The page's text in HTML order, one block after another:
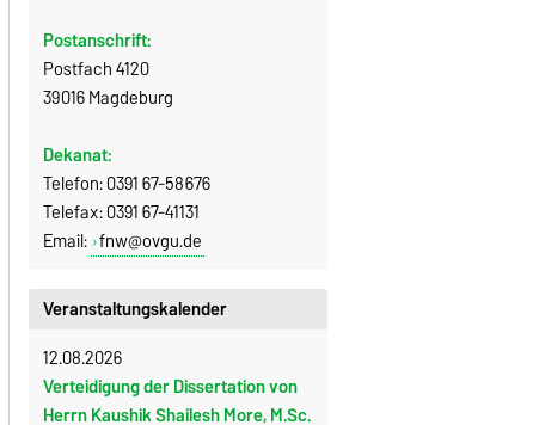
Postanschrift:
Postfach 4120
39016 Magdeburg
Dekanat:
Telefon: 0391 67-58676
Telefax: 0391 67-41131
Email: fnw@ovgu.de
Veranstaltungskalender
12.08.2026
Verteidigung der Dissertation von
Herrn Kaushik Shailesh More, M.Sc.